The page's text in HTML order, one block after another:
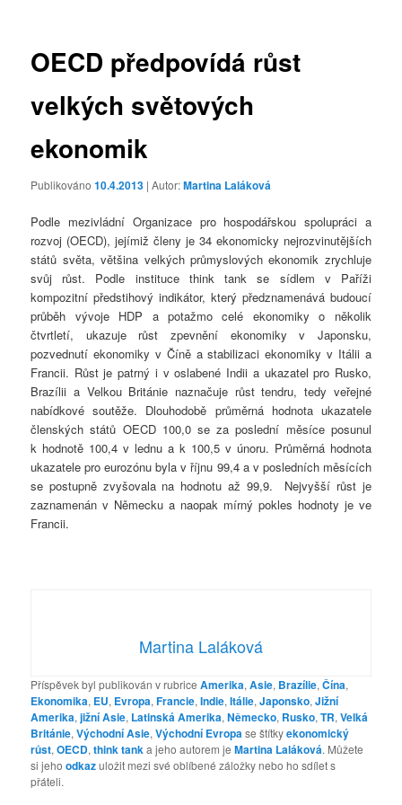
OECD předpovídá růst
velkých světových
ekonomik
Publikováno10.4.2013 | Autor:Martina Laláková
Podle mezivládní Organizace pro hospodářskou spolupráci a
rozvoj (OECD), jejímiž členy je 34 ekonomicky nejrozvinutějších
států světa, většina velkých průmyslových ekonomik zrychluje
svůj růst. Podle instituce think tank se sídlem v Paříži
kompozitní předstihový indikátor, který předznamenává budoucí
průběh vývoje HDP a potažmo celé ekonomiky o několik
čtvrtletí, ukazuje růst zpevnění ekonomiky v Japonsku,
pozvednutí ekonomiky v Číně a stabilizaci ekonomiky v Itálii a
Francii. Růst je patrný i v oslabené Indii a ukazatel pro Rusko,
Brazílii a Velkou Británie naznačuje růst tendru, tedy veřejné
nabídkové soutěže. Dlouhodobě průměrná hodnota ukazatele
členských států OECD 100,0 se za poslední měsíce posunul
k hodnotě 100,4 v lednu a k 100,5 v únoru. Průměrná hodnota
ukazatele pro eurozónu byla v říjnu 99,4 a v posledních měsících
se postupně zvyšovala na hodnotu až 99,9. Nejvyšší růst je
zaznamenán v Německu a naopak mírný pokles hodnoty je ve
Francii.
Martina Laláková
Příspěvek byl publikován v rubriceAmerika,Asie, Brazílie,Čína,
Ekonomika, EU, Evropa,Francie,Indie,Itálie,Japonsko,Jižní
Amerika,jižní Asie, Latinská Amerika,Německo, Rusko,TR,Velká
Británie,Východní Asie,Východní Evropase štítkyekonomický
růst,OECD,think tanka jeho autorem jeMartina Laláková. Můžete
si jehoodkazuložit mezi své oblíbené záložky nebo ho sdílet s
přáteli.